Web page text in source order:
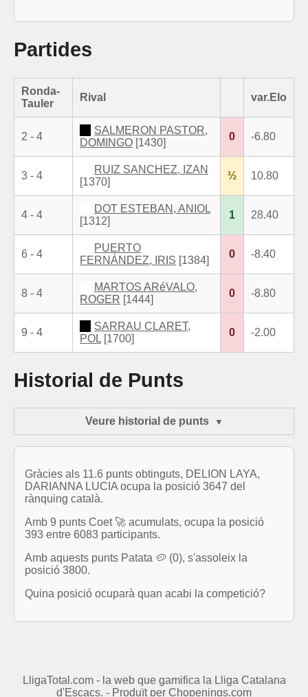
Partides
Ronda-
Tauler
Rival var.Elo
2 - 4
SALMERON PASTOR,
DOMINGO [1430]
0 -6.80
3 - 4
RUIZ SANCHEZ, IZAN
[1370]
½ 10.80
4 - 4
DOT ESTEBAN, ANIOL
[1312]
1 28.40
6 - 4
PUERTO
FERNÁNDEZ, IRIS [1384]
0 -8.40
8 - 4
MARTOS ARéVALO,
ROGER [1444]
0 -8.80
9 - 4
SARRAU CLARET,
POL [1700]
0 -2.00
Historial de Punts
Veure historial de punts
Gràcies als 11.6 punts obtinguts, DELION LAYA,
DARIANNA LUCIA ocupa la posició 3647 del
rànquing català.
Amb 9 punts Coet 🚀 acumulats, ocupa la posició
393 entre 6083 participants.
Amb aquests punts Patata 🥔 (0), s'assoleix la
posició 3800.
Quina posició ocuparà quan acabi la competició?
LligaTotal.com - la web que gamifica la Lliga Catalana
d'Escacs. - Produït per Chopenings.com